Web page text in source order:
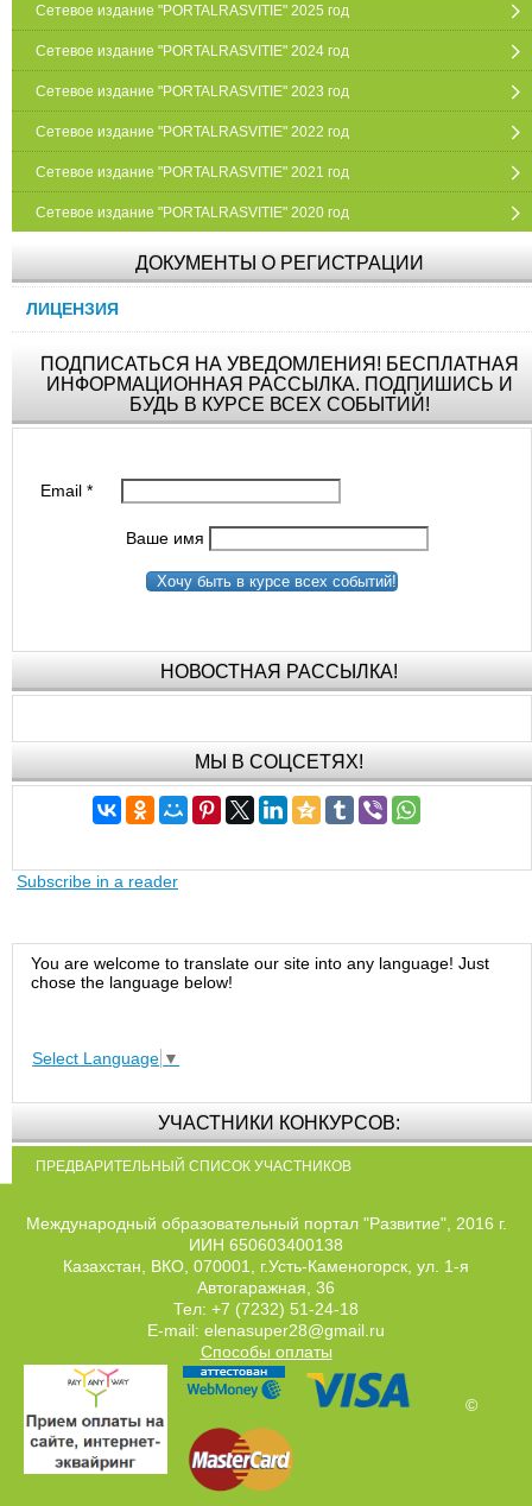
Сетевое издание "PORTALRASVITIE" 2025 год
Сетевое издание "PORTALRASVITIE" 2024 год
Сетевое издание "PORTALRASVITIE" 2023 год
Сетевое издание "PORTALRASVITIE" 2022 год
Сетевое издание "PORTALRASVITIE" 2021 год
Сетевое издание "PORTALRASVITIE" 2020 год
ДОКУМЕНТЫ О РЕГИСТРАЦИИ
ЛИЦЕНЗИЯ
ПОДПИСАТЬСЯ НА УВЕДОМЛЕНИЯ! БЕСПЛАТНАЯ
ИНФОРМАЦИОННАЯ РАССЫЛКА. ПОДПИШИСЬ И
БУДЬ В КУРСЕ ВСЕХ СОБЫТИЙ!
Email*
Ваше имя
Хочу быть в курсе всех событий!
НОВОСТНАЯ РАССЫЛКА!
МЫ В СОЦСЕТЯХ!
Subscribe in a reader
You are welcome to translate our site into any language! Just
chose the language below!
Select Language ▼
УЧАСТНИКИ КОНКУРСОВ:
ПРЕДВАРИТЕЛЬНЫЙ СПИСОК УЧАСТНИКОВ
Международный образовательный портал "Развитие", 2016 г.
ИИН 650603400138
Казахстан, ВКО, 070001, г.Усть-Каменогорск, ул. 1-я
Автогаражная, 36
Тел: +7 (7232) 51-24-18
E-mail: elenasuper28@gmail.ru
Способы оплаты
©